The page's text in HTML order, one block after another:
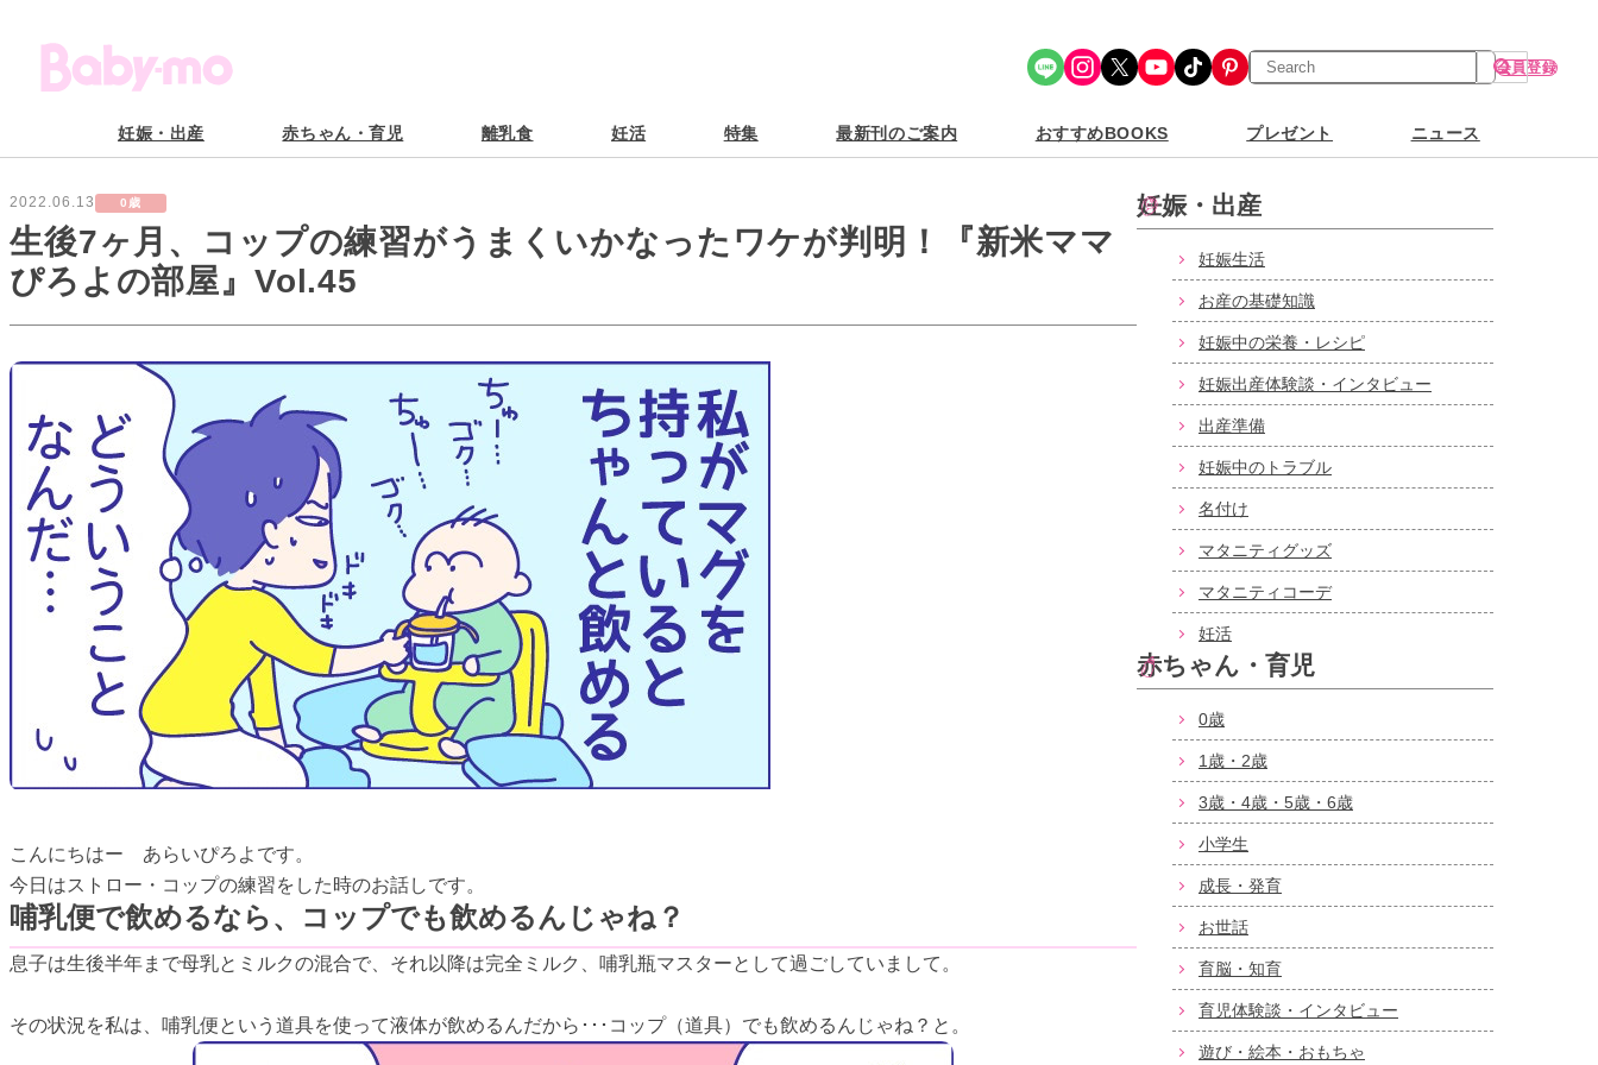
Share Icon Instagram X YouTube TikTok Pinterest
検
索
会員登録
妊娠・出産 赤ちゃん・育児 離乳食 妊活 特集 最新刊のご案内 おすすめBOOKS プレゼント ニュース
2022.06.13 0歳
生後7ヶ月、コップの練習がうまくいかなったワケが判明！『新米ママ
ぴろよの部屋』Vol.45
こんにちはー あらいぴろよです。
今日はストロー・コップの練習をした時のお話しです。
哺乳便で飲めるなら、コップでも飲めるんじゃね？
息子は生後半年まで母乳とミルクの混合で、それ以降は完全ミルク、哺乳瓶マスターとして過ごしていまして。
その状況を私は、哺乳便という道具を使って液体が飲めるんだから･･･コップ（道具）でも飲めるんじゃね？と。
妊娠・出産
妊娠生活
お産の基礎知識
妊娠中の栄養・レシピ
妊娠出産体験談・インタビュー
出産準備
妊娠中のトラブル
名付け
マタニティグッズ
マタニティコーデ
妊活
赤ちゃん・育児
0歳
1歳・2歳
3歳・4歳・5歳・6歳
小学生
成長・発育
お世話
育脳・知育
育児体験談・インタビュー
遊び・絵本・おもちゃ